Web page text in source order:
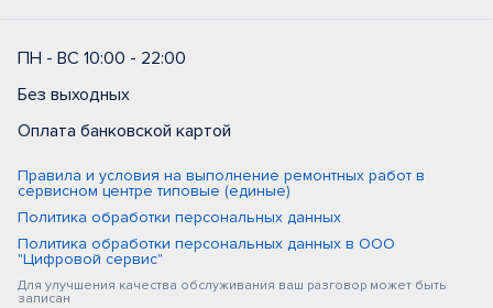
ПН - ВС 10:00 - 22:00
Без выходных
Оплата банковской картой
Правила и условия на выполнение ремонтных работ в
сервисном центре типовые (единые)
Политика обработки персональных данных
Политика обработки персональных данных в ООО
"Цифровой сервис"
Для улучшения качества обслуживания ваш разговор может быть
записан